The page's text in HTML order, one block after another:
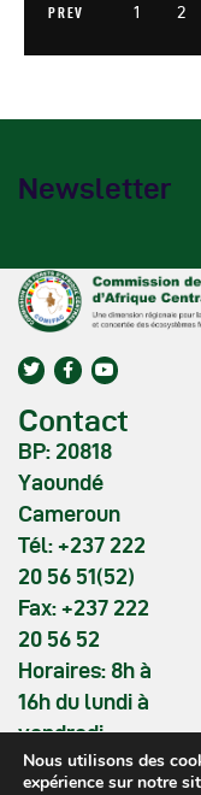
PREV 1 2
Newsletter
Contact
BP: 20818
Yaoundé
Cameroun
Tél: +237 222
20 56 51(52)
Fax: +237 222
20 56 52
Horaires: 8h à
16h du lundi à
vendredi
Nous utilisons des
expérience sur notre